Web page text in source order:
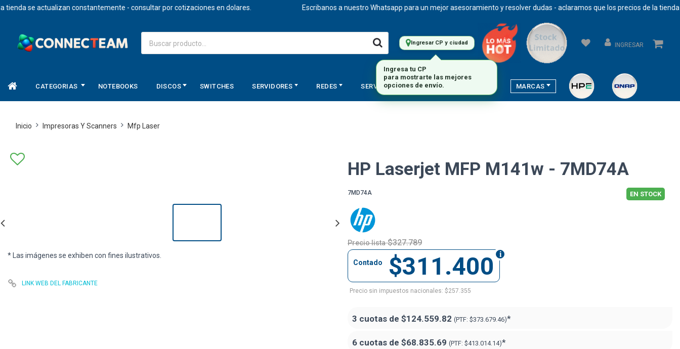
se actualizan constantemente - consultar por cotizaciones en dolares. Escribanos a nuestro Whatsapp para un mejor asesoramiento y resolver dudas - aclaramos que los precios de la tienda
Ingresar CP y ciudad INGRESAR
CATEGORIAS NOTEBOOKS DISCOS SWITCHES SERVIDORES REDES SERVICIOS STORAGE MARCAS
Inicio Impresoras Y Scanners Mfp Laser
* Las imágenes se exhiben con fines ilustrativos.
LINK WEB DEL FABRICANTE
HP Laserjet MFP M141w - 7MD74A
7MD74A EN STOCK
Precio lista $327.789
$311.400
Contado
Precio sin impuestos nacionales: $257.355
3 cuotas de $124.559.82 (PTF: $373.679.46)*
6 cuotas de $68.835.69 (PTF: $413.014.14)*